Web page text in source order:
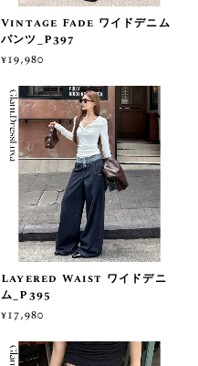
Vintage Fade ワイドデニム
パンツ_P397
¥19,980
Layered Waist ワイドデニ
ム_P395
¥17,980